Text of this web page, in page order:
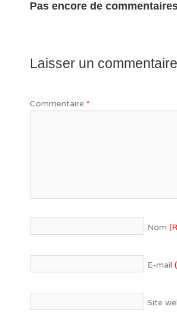
Pas encore de
Laisser un commentaire
Commentaire *
Nom
E-mail
Site